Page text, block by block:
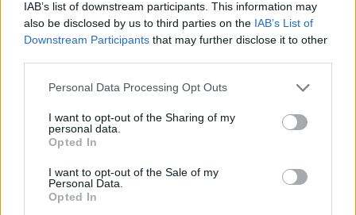
IAB’s list of downstream participants. This information may
also be disclosed by us to third parties on the IAB’s List of
Downstream Participants that may further disclose it to other
Please note that this website/app uses one or more Google
not limited to your visit or usage behaviour. You may click to
grant or deny consent to Google and its third-party tags to
use your data for below specified purposes in below Google
consent section.
Personal Data Processing Opt Outs
I want to opt-out of the Sharing of my
personal data.
Opted In
I want to opt-out of the Sale of my
Personal Data.
Opted In